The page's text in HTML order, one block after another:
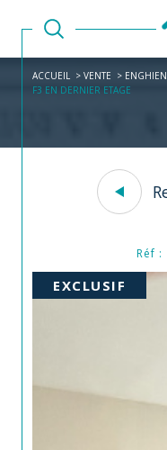
ACCUEIL VENTE
F3 EN DERNIER ETAGE
Réf :
EXCLUSIF